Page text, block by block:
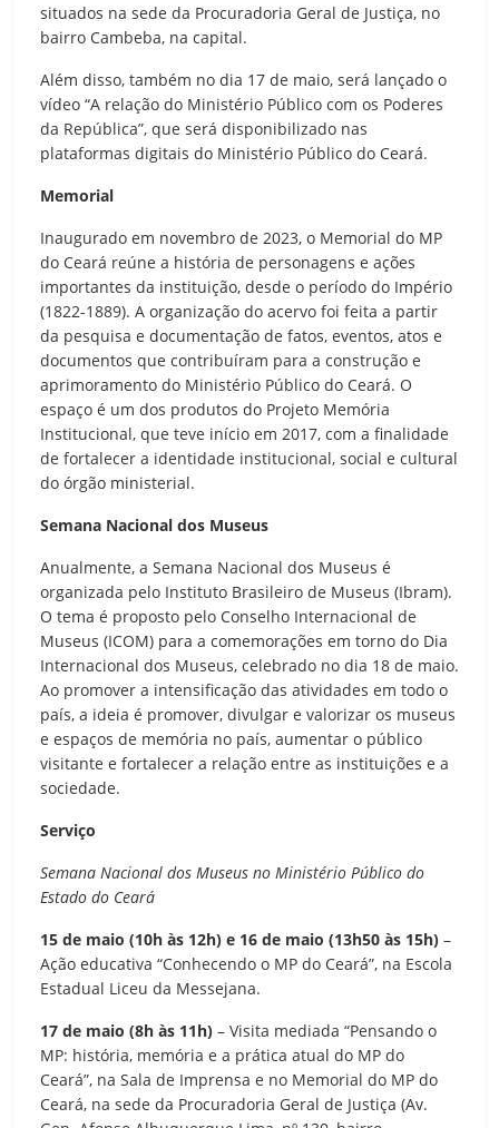
situados na sede da Procuradoria Geral de Justiça, no
bairro Cambeba, na capital.
Além disso, também no dia 17 de maio, será lançado o
vídeo “A relação do Ministério Público com os Poderes
da República”, que será disponibilizado nas
plataformas digitais do Ministério Público do Ceará.
Memorial
Inaugurado em novembro de 2023, o Memorial do MP
do Ceará reúne a história de personagens e ações
importantes da instituição, desde o período do Império
(1822-1889). A organização do acervo foi feita a partir
da pesquisa e documentação de fatos, eventos, atos e
documentos que contribuíram para a construção e
aprimoramento do Ministério Público do Ceará. O
espaço é um dos produtos do Projeto Memória
Institucional, que teve início em 2017, com a finalidade
de fortalecer a identidade institucional, social e cultural
do órgão ministerial.
Semana Nacional dos Museus
Anualmente, a Semana Nacional dos Museus é
organizada pelo Instituto Brasileiro de Museus (Ibram).
O tema é proposto pelo Conselho Internacional de
Museus (ICOM) para a comemorações em torno do Dia
Internacional dos Museus, celebrado no dia 18 de maio.
Ao promover a intensificação das atividades em todo o
país, a ideia é promover, divulgar e valorizar os museus
e espaços de memória no país, aumentar o público
visitante e fortalecer a relação entre as instituições e a
sociedade.
Serviço
Semana Nacional dos Museus no Ministério Público do
Estado do Ceará
15 de maio (10h às 12h) e 16 de maio (13h50 às 15h) –
Ação educativa “Conhecendo o MP do Ceará”, na Escola
Estadual Liceu da Messejana.
17 de maio (8h às 11h) – Visita mediada “Pensando o
MP: história, memória e a prática atual do MP do
Ceará”, na Sala de Imprensa e no Memorial do MP do
Ceará, na sede da Procuradoria Geral de Justiça (Av.